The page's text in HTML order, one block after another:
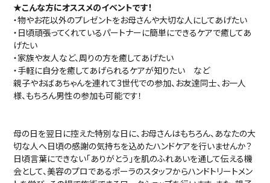
★こんな方にオススメのイベントです！
・物やお花以外のプレゼントをお母さんや大切な人にしてあげたい
・日頃頑張ってくれているパートナーに簡単にできるケアで癒してあ
げたい
・家族や友人など、周りの方を癒してあげたい
・手軽に自分を癒してあげられるケアが知りたい など
親子やおばあちゃんを連れて3世代での参加、お友達同士、お一人
様、もちろん男性の参加も可能です！
母の日を翌日に控えた特別な日に、お母さんはもちろん、あなたの大
切な人へ日頃の感謝の気持ちを込めたハンドケアを行いませんか？
日頃言葉にできない「ありがとう」を肌のふれあいを通して伝える機
会として、美容のプロであるポーラのスタッフからハンドトリートメン